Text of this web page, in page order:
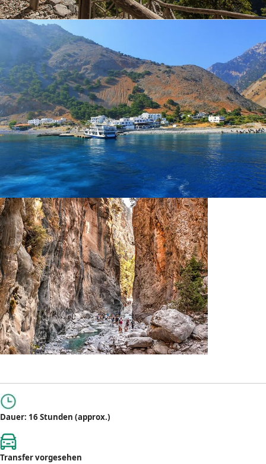
Dauer: 16 Stunden (approx.)
Transfer vorgesehen